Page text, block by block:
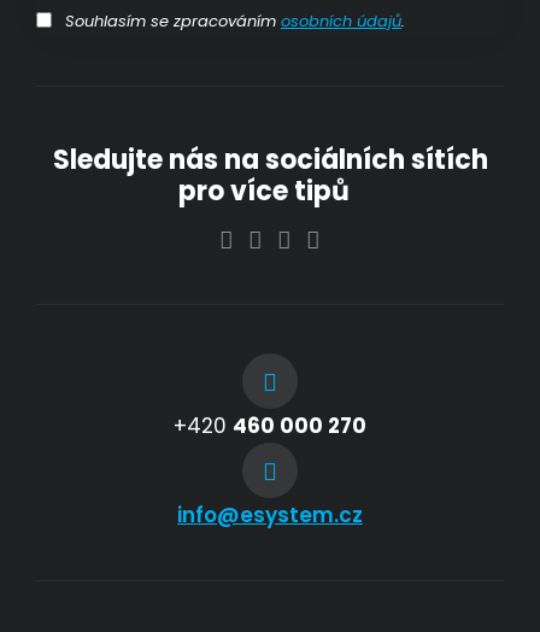
Souhlasím se zpracováním osobních údajů.
Sledujte nás na sociálních sítích
pro více tipů
+420 460 000 270
info@esystem.cz